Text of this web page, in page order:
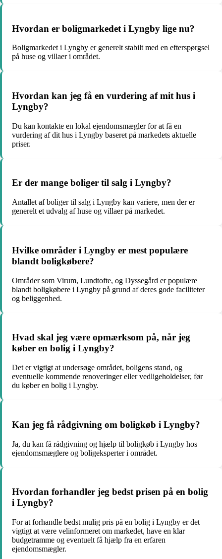
Hvordan er boligmarkedet i Lyngby lige nu?
Boligmarkedet i Lyngby er generelt stabilt med en efterspørgsel
på huse og villaer i området.
Hvordan kan jeg få en vurdering af mit hus i
Lyngby?
Du kan kontakte en lokal ejendomsmægler for at få en
vurdering af dit hus i Lyngby baseret på markedets aktuelle
priser.
Er der mange boliger til salg i Lyngby?
Antallet af boliger til salg i Lyngby kan variere, men der er
generelt et udvalg af huse og villaer på markedet.
Hvilke områder i Lyngby er mest populære
blandt boligkøbere?
Områder som Virum, Lundtofte, og Dyssegård er populære
blandt boligkøbere i Lyngby på grund af deres gode faciliteter
og beliggenhed.
Hvad skal jeg være opmærksom på, når jeg
køber en bolig i Lyngby?
Det er vigtigt at undersøge området, boligens stand, og
eventuelle kommende renoveringer eller vedligeholdelser, før
du køber en bolig i Lyngby.
Kan jeg få rådgivning om boligkøb i Lyngby?
Ja, du kan få rådgivning og hjælp til boligkøb i Lyngby hos
ejendomsmæglere og boligeksperter i området.
Hvordan forhandler jeg bedst prisen på en bolig
i Lyngby?
For at forhandle bedst mulig pris på en bolig i Lyngby er det
vigtigt at være velinformeret om markedet, have en klar
budgetramme og eventuelt få hjælp fra en erfaren
ejendomsmægler.